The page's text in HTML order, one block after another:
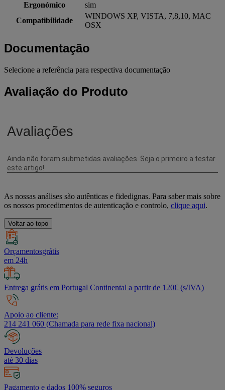
Ergonómico
sim
Compatibilidade
WINDOWS XP, VISTA, 7,8,10, MAC
OSX
Documentação
Selecione a referência para respectiva documentação
Avaliação do Produto
As nossas análises são autênticas e fidedignas. Para saber mais sobre
os nossos procedimentos de autenticação e controlo, clique aqui.
Voltar ao topo
Orçamentosgrátis
em 24h
Entrega grátis em Portugal Continental a partir de 120€ (s/IVA)
Apoio ao cliente:
214 241 060 (Chamada para rede fixa nacional)
Devoluções
até 30 dias
Pagamento e dados 100% seguros